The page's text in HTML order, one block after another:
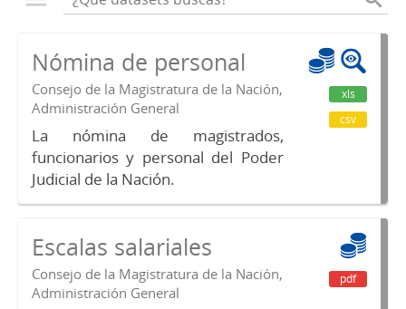
Nómina de personal
Consejo de la Magistratura de la Nación,
Administración General
La nómina de magistrados,
funcionarios y personal del Poder
Judicial de la Nación.
xls
csv
Escalas salariales
Consejo de la Magistratura de la Nación,
Administración General
pdf